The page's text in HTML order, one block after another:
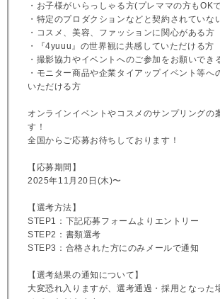
・お子様がいらっしゃる方(プレママの方もOK
・特定のプロダクションなどと契約されていな
・コスメ、美容、ファッションに関心がある方
・『4yuuu』の世界観に共感していただける方
・撮影協力やイベントへのご参加をお願いでき
・モニター商品や企業タイアップイベント等へ
いただける方
オンラインイベントやコスメのサンプリングの
す！
全国からご応募お待ちしております！
【応募期間】
2025年11月20日(木)〜
【選考方法】
STEP1：下記応募フォームよりエントリー
STEP2：書類選考
STEP3：合格された方にのみメールで通知
【選考結果の通知について】
大変恐れ入りますが、選考通過・採用となった